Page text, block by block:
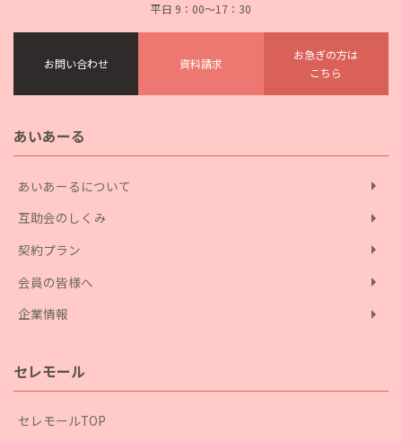
平日 9：00〜17：30
お問い合わせ 資料請求
お急ぎの方は
こちら
あいあーる
あいあーるについて arrow_right
互助会のしくみ arrow_right
契約プラン arrow_right
会員の皆様へ arrow_right
企業情報 arrow_right
セレモール
セレモールTOP